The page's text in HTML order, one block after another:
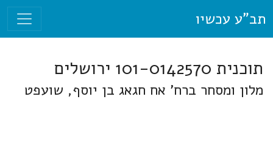
תב"ע עכשיו
תוכנית 101-0142570 ירושלים
מלון ומסחר ברח' אח חגאג בן יוסף, שועפט